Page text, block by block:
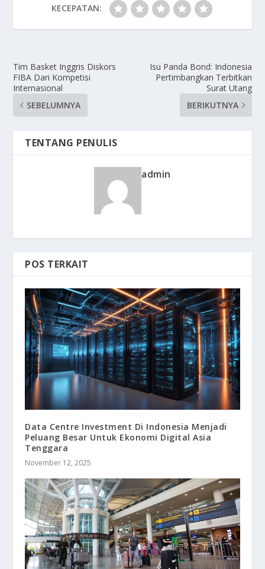
KECEPATAN:
Tim Basket Inggris Diskors
FIBA Dari Kompetisi
Internasional
SEBELUMNYA
Isu Panda Bond: Indonesia
Pertimbangkan Terbitkan
Surat Utang
BERIKUTNYA
TENTANG PENULIS
admin
POS TERKAIT
Data Centre Investment Di Indonesia Menjadi
Peluang Besar Untuk Ekonomi Digital Asia
Tenggara
November 12, 2025